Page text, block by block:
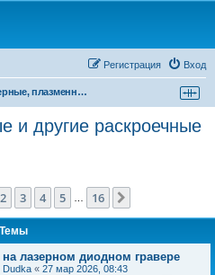
Вход
Регистрация
Лазерные, плазменные и другие раскроечные станки
и другие раскроечные
из 16
2 3 4 5 16
Темы
лазерном диодном гравере
Dudka « 27 мар 2026, 08:43